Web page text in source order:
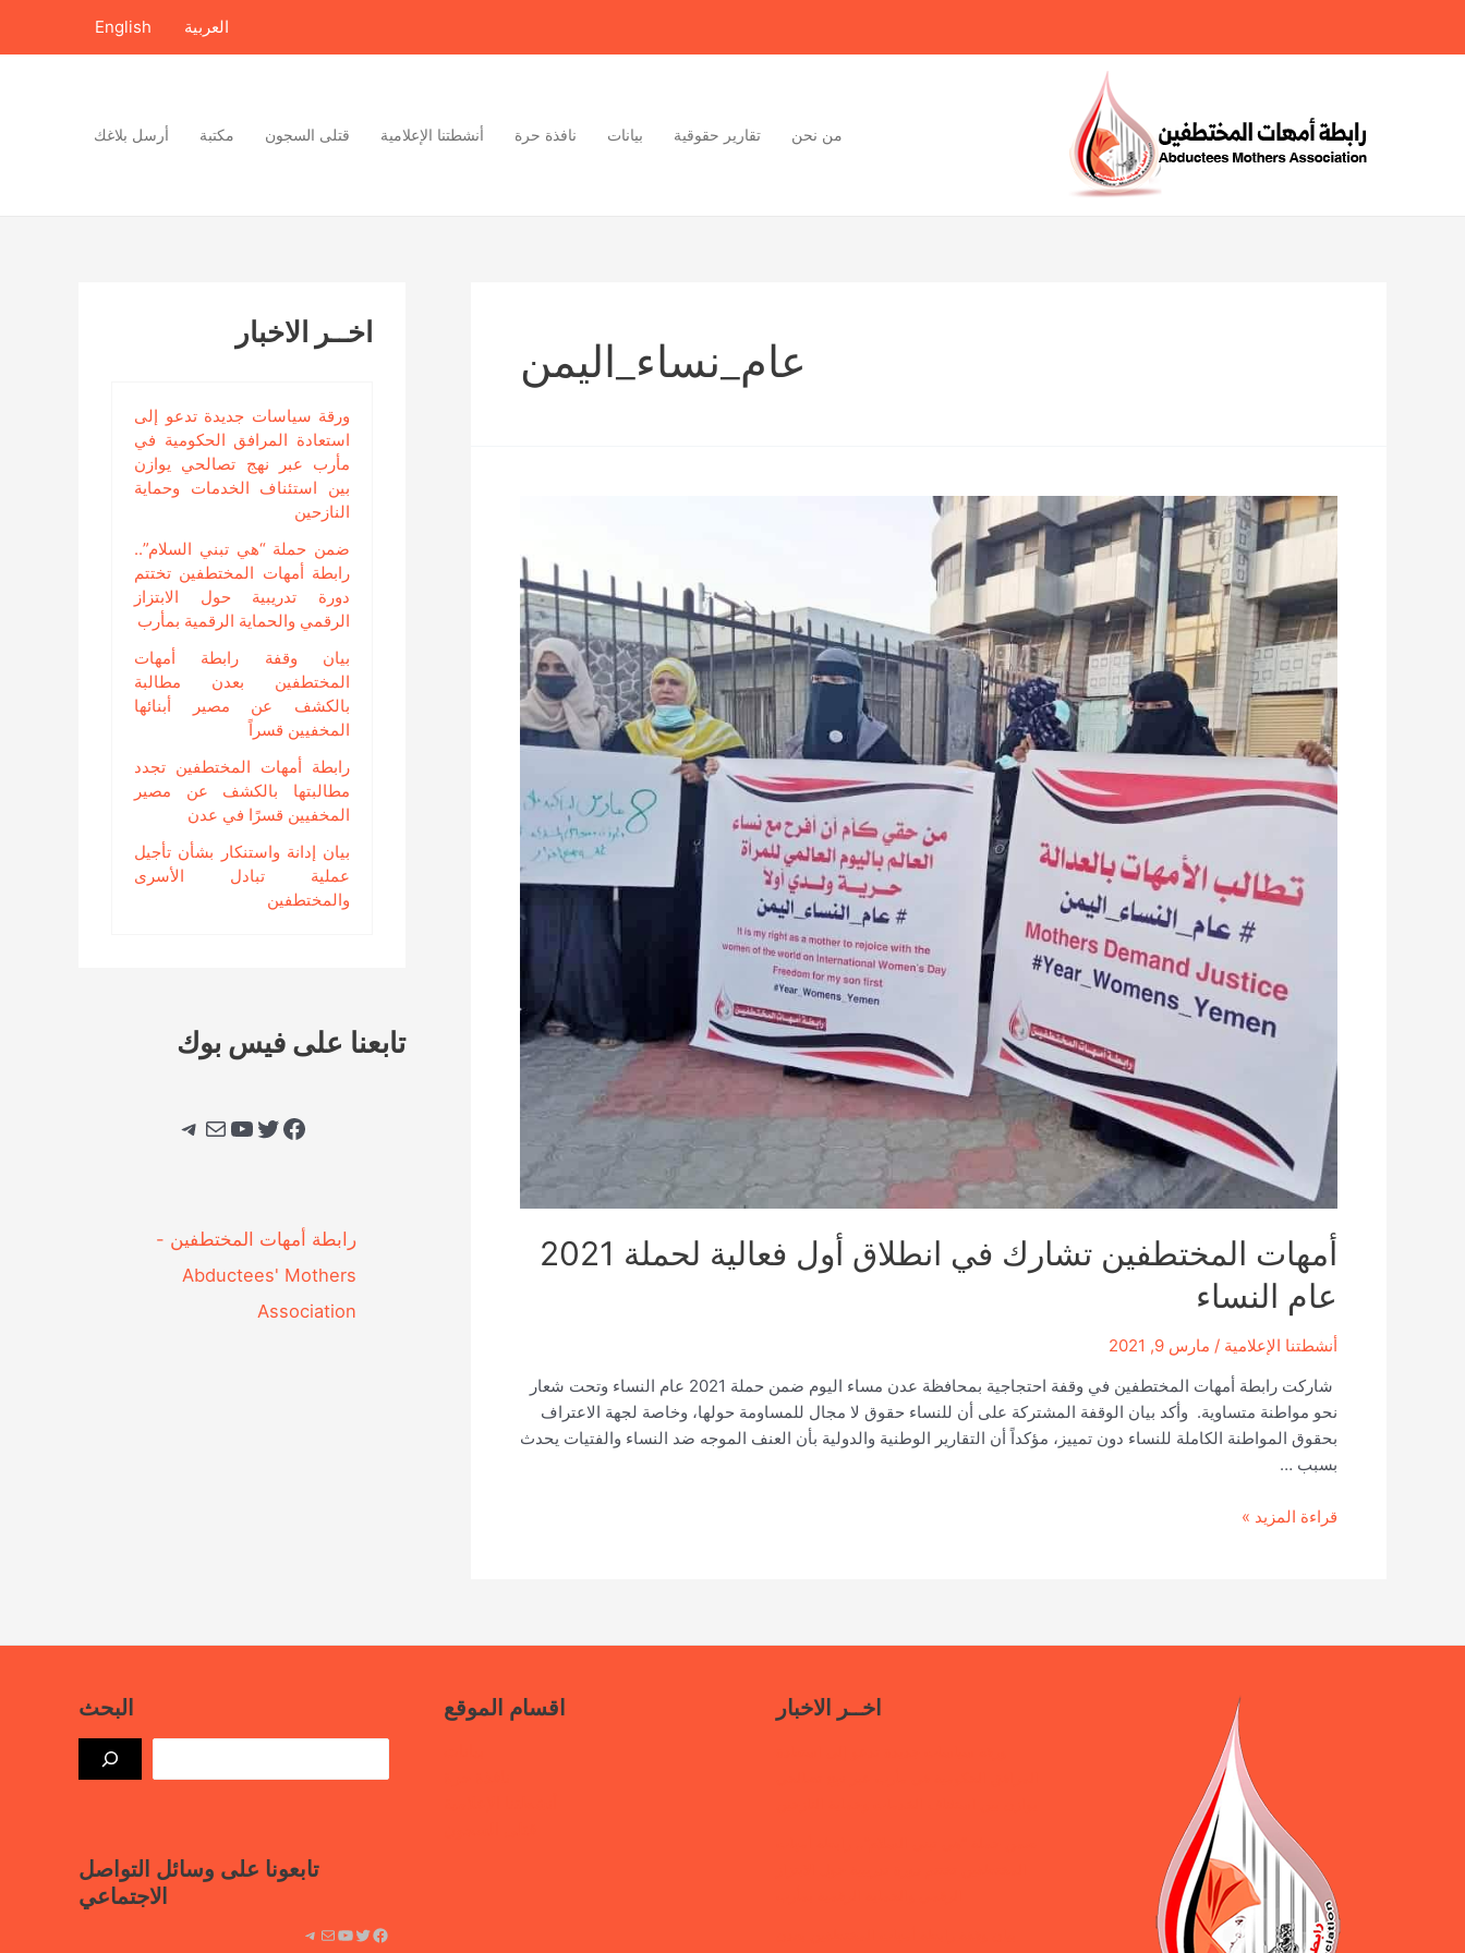
العربية English
من نحن تقارير حقوقية بيانات نافذة حرة أنشطتنا الإعلامية قتلى السجون مكتبة أرسل بلاغك
عام_نساء_اليمن
أمهات المختطفين تشارك في انطلاق أول فعالية لحملة 2021
عام النساء
أنشطتنا الإعلامية / مارس 9, 2021
شاركت رابطة أمهات المختطفين في وقفة احتجاجية بمحافظة عدن مساء اليوم ضمن حملة 2021 عام النساء وتحت شعار
نحو مواطنة متساوية. وأكد بيان الوقفة المشتركة على أن للنساء حقوق لا مجال للمساومة حولها، وخاصة لجهة الاعتراف
بحقوق المواطنة الكاملة للنساء دون تمييز، مؤكداً أن التقارير الوطنية والدولية بأن العنف الموجه ضد النساء والفتيات يحدث
بسبب …
أمهات
أول
قراءة المزيد »
اخــر الاخبار
ورقة سياسات جديدة تدعو إلى
استعادة المرافق الحكومية في
مأرب عبر نهج تصالحي يوازن
بين استئناف الخدمات وحماية
النازحين
ضمن حملة “هي تبني السلام”..
رابطة أمهات المختطفين تختتم
دورة تدريبية حول الابتزاز
الرقمي والحماية الرقمية بمأرب
بيان وقفة رابطة أمهات
المختطفين بعدن مطالبة
بالكشف عن مصير أبنائها
المخفيين قسراً
رابطة أمهات المختطفين تجدد
مطالبتها بالكشف عن مصير
المخفيين قسرًا في عدن
بيان إدانة واستنكار بشأن تأجيل
عملية تبادل الأسرى
والمختطفين
تابعنا على فيس بوك
فيسبوك تويتر يوتيوببريد تيليجرام
‎رابطة أمهات المختطفين -
Abductees' Mothers
Association‎
اخــر الاخبار اقسام الموقع البحث
تابعونا على وسائل التواصل
الاجتماعي
فيسبوك تويتر يوتيوب بريد تيليجرام